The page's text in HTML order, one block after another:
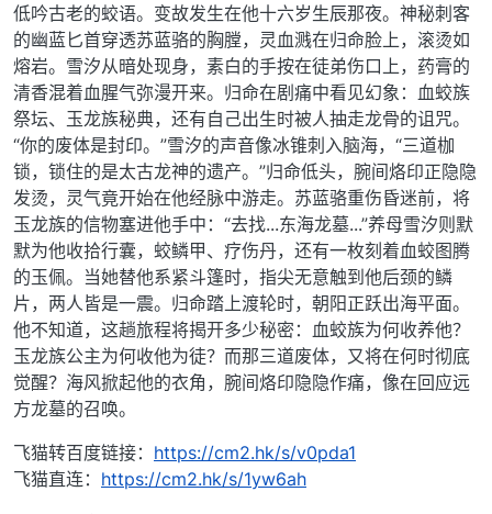
低吟古老的蛟语。变故发生在他十六岁生辰那夜。神秘刺客
的幽蓝匕首穿透苏蓝骆的胸膛，灵血溅在归命脸上，滚烫如
熔岩。雪汐从暗处现身，素白的手按在徒弟伤口上，药膏的
清香混着血腥气弥漫开来。归命在剧痛中看见幻象：血蛟族
祭坛、玉龙族秘典，还有自己出生时被人抽走龙骨的诅咒。
“你的废体是封印。”雪汐的声音像冰锥刺入脑海，“三道枷
锁，锁住的是太古龙神的遗产。”归命低头，腕间烙印正隐隐
发烫，灵气竟开始在他经脉中游走。苏蓝骆重伤昏迷前，将
玉龙族的信物塞进他手中：“去找...东海龙墓...”养母雪汐则默
默为他收拾行囊，蛟鳞甲、疗伤丹，还有一枚刻着血蛟图腾
的玉佩。当她替他系紧斗篷时，指尖无意触到他后颈的鳞
片，两人皆是一震。归命踏上渡轮时，朝阳正跃出海平面。
他不知道，这趟旅程将揭开多少秘密：血蛟族为何收养他？
玉龙族公主为何收他为徒？而那三道废体，又将在何时彻底
觉醒？海风掀起他的衣角，腕间烙印隐隐作痛，像在回应远
方龙墓的召唤。
飞猫转百度链接： https://cm2.hk/s/v0pda1
飞猫直连： https://cm2.hk/s/1yw6ah